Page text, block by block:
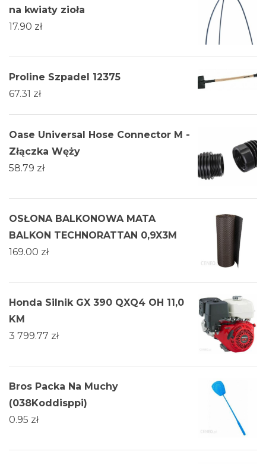
na kwiaty zioła
17.90 zł
Proline Szpadel 12375
67.31 zł
Oase Universal Hose Connector M -
Złączka Węży
58.79 zł
OSŁONA BALKONOWA MATA
BALKON TECHNORATTAN 0,9X3M
169.00 zł
Honda Silnik GX 390 QXQ4 OH 11,0
KM
3 799.77 zł
Bros Packa Na Muchy
(038Koddisppi)
0.95 zł